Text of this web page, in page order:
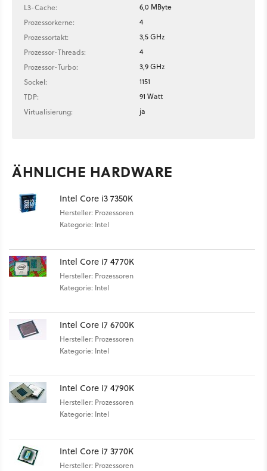
L3-Cache:
6,0 MByte
Prozessorkerne:
4
Prozessortakt:
3,5 GHz
Prozessor-Threads:
4
Prozessor-Turbo:
3,9 GHz
Sockel:
1151
TDP:
91 Watt
Virtualisierung:
ja
ÄHNLICHE HARDWARE
Intel Core i3 7350K
Hersteller: Prozessoren
Kategorie: Intel
Intel Core i7 4770K
Hersteller: Prozessoren
Kategorie: Intel
Intel Core i7 6700K
Hersteller: Prozessoren
Kategorie: Intel
Intel Core i7 4790K
Hersteller: Prozessoren
Kategorie: Intel
Intel Core i7 3770K
Hersteller: Prozessoren